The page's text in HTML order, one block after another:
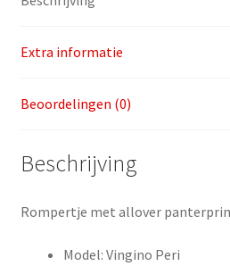
Extra informatie
Beoordelingen (0)
Beschrijving
Rompertje met allover
Model: Vingino Peri